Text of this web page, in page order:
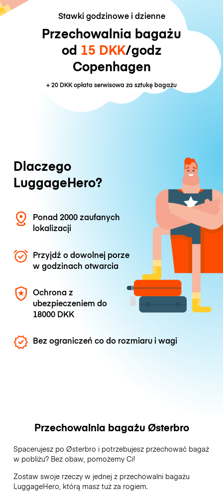
Stawki godzinowe i dzienne
Przechowalnia bagażu
od 15 DKK/godz
Copenhagen
+20 DKKopłata serwisowa za sztukę bagażu
Dlaczego
LuggageHero?
Ponad 2000 zaufanych
lokalizacji
Przyjdź o dowolnej porze
w godzinach otwarcia
Ochrona z
ubezpieczeniem do
18000 DKK
Bez ograniczeń co do rozmiaru i wagi
Przechowalnia bagażu Østerbro
Spacerujesz po Østerbro i potrzebujesz przechować bagaż
w pobliżu? Bez obaw, pomożemy Ci!
Zostaw swoje rzeczy w jednej z przechowalni bagażu
LuggageHero , którą masz tuż za rogiem.